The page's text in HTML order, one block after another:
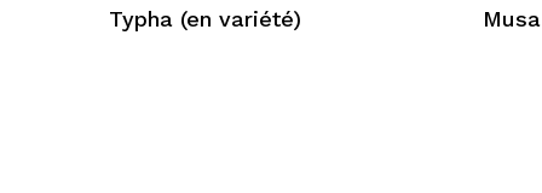
Aucun produit dans le
Typha (en variété)